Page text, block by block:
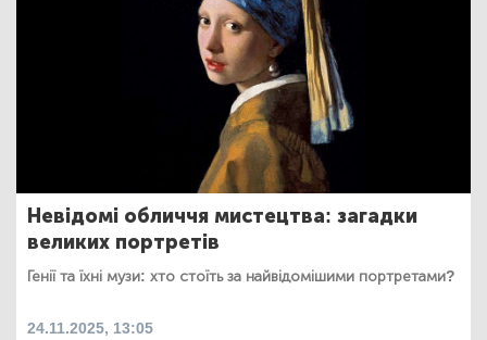
Невідомі обличчя мистецтва: загадки
великих портретів
Генії та їхні музи: хто стоїть за найвідомішими портретами?
24.11.2025, 13:05